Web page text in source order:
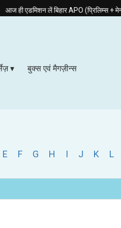
लें बिहार APO (प्रिलिम्स + मेन्स)
बुक्स एवं मैगज़ीन्स
E F G H I J K L